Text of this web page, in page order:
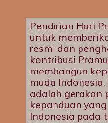
Pendirian Hari
untuk
resmi dan
kontribusi
membangun
muda
adalah gerakan
kepanduan
Indonesia pada